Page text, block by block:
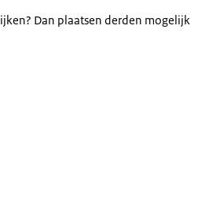
Dan plaatsen derden mogelijk